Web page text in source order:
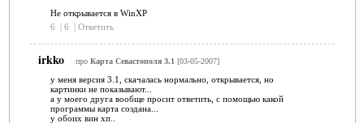
Не открывается в WinXP
6
| 6 | Ответить
irkko про Карта Севастополя 3.1 [03-05-2007]
у меня версия 3.1, скачалась нормально, открывается, но
картинки не показывают...
а у моего друга вообще просит ответить, с помощью какой
программы карта создана...
у обоих вин хп..